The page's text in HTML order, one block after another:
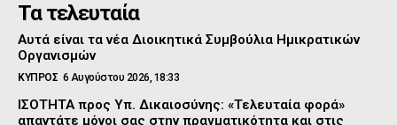
Τα τελευταία
Αυτά είναι τα νέα Διοικητικά Συμβούλια Ημικρατικών
Οργανισμών
ΚΥΠΡΟΣ 6 Αυγούστου 2026, 18:33
ΙΣΟΤΗΤΑ προς Υπ. Δικαιοσύνης: «Τελευταία φορά»
απαντάτε μόνοι σας στην πραγματικότητα και στις